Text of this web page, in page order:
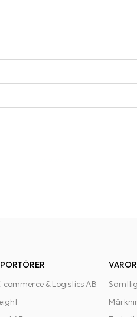
commerce & Logistics AB
VAROR